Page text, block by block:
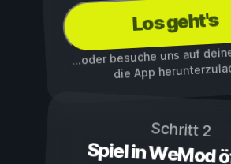
Los geht's
...oder besuche uns auf
die App
Schritt 2
Spiel in WeMod